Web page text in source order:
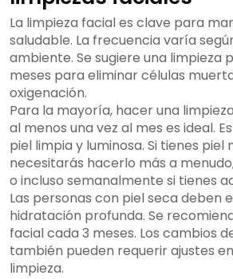
La limpieza facial es clave para
saludable. La frecuencia varía
ambiente. Se sugiere una limpieza
meses para eliminar células
oxigenación.
Para la mayoría, hacer una
al menos una vez al mes es ideal.
piel limpia y luminosa. Si tienes piel
necesitarás hacerlo más a
o incluso semanalmente si tienes
Las personas con piel seca deben
hidratación profunda. Se
facial cada 3 meses. Los cambios
también pueden requerir ajustes
limpieza.